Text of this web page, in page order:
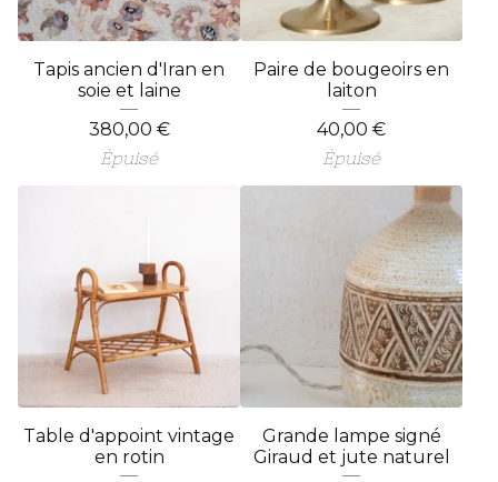
Tapis ancien d'Iran en
soie et laine
380,00 €
Épuisé
Paire de bougeoirs en
laiton
40,00 €
Épuisé
Table d'appoint vintage
en rotin
Grande lampe signé
Giraud et jute naturel